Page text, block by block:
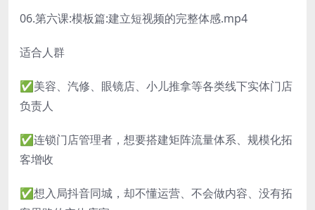
06.第六课:模板篇:建立短视频的完整体感.mp4
适合人群
✅美容、汽修、眼镜店、小儿推拿等各类线下实体门店
负责人
✅连锁门店管理者，想要搭建矩阵流量体系、规模化拓
客增收
✅想入局抖音同城，却不懂运营、不会做内容、没有拓